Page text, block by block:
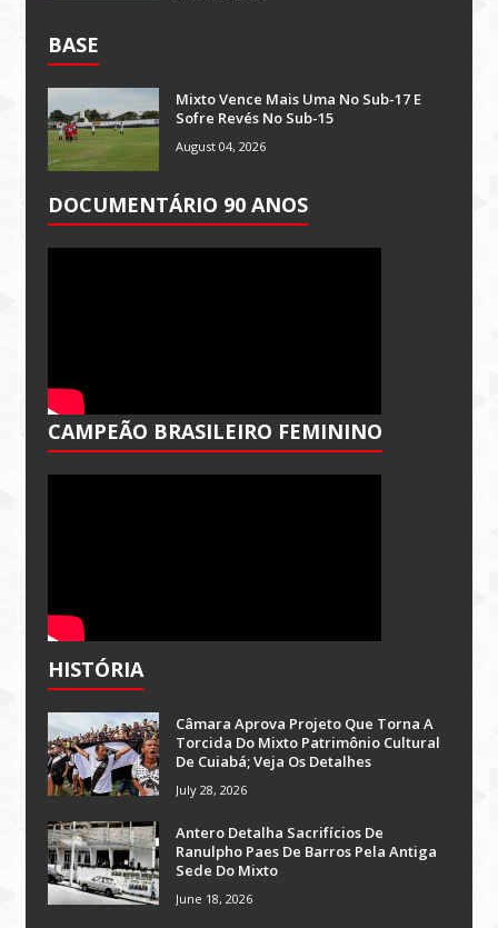
BASE
Mixto Vence Mais Uma No Sub-17 E
Sofre Revés No Sub-15
August 04, 2026
DOCUMENTÁRIO 90 ANOS
CAMPEÃO BRASILEIRO FEMININO
HISTÓRIA
Câmara Aprova Projeto Que Torna A
Torcida Do Mixto Patrimônio Cultural
De Cuiabá; Veja Os Detalhes
July 28, 2026
Antero Detalha Sacrifícios De
Ranulpho Paes De Barros Pela Antiga
Sede Do Mixto
June 18, 2026